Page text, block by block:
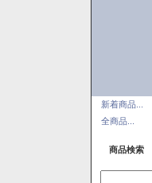
新着商品...
全商品...
商品検索